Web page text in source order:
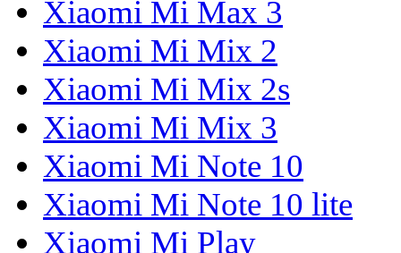
Xiaomi Mi Max 3
Xiaomi Mi Mix 2
Xiaomi Mi Mix 2s
Xiaomi Mi Mix 3
Xiaomi Mi Note 10
Xiaomi Mi Note 10 lite
Xiaomi Mi Play